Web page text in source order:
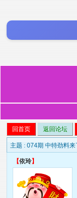
回首页 返回论坛
主题 :074期 中特劲料来
【依玲】